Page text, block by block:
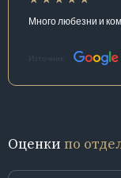
Много любезни и
Източник:
Оценки по